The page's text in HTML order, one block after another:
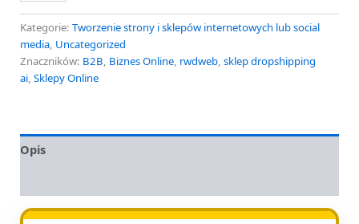
Kategorie: Tworzenie strony i sklepów internetowych lub social
media, Uncategorized
Znaczników: B2B, Biznes Online, rwdweb, sklep dropshipping
ai, Sklepy Online
Opis